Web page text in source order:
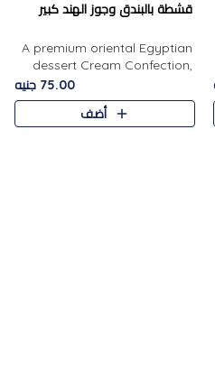
قشطة بالبندق وجوز الهند كبير
A premium oriental Egyptian
dessert Cream Confection,
featuring a soft, creamy
texture and the distinctive
flavor of roasted hazelnuts.
75.00 جنيه
أضف